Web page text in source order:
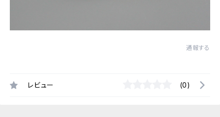
通報する
レビュー (0)